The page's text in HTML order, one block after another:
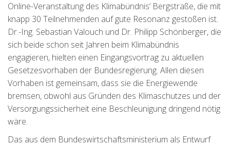
Online-Veranstaltung des Klimabündnis‘ Bergstraße, die mit
knapp 30 Teilnehmenden auf gute Resonanz gestoßen ist.
Dr.-Ing. Sebastian Valouch und Dr. Philipp Schönberger, die
sich beide schon seit Jahren beim Klimabündnis
engagieren, hielten einen Eingangsvortrag zu aktuellen
Gesetzesvorhaben der Bundesregierung. Allen diesen
Vorhaben ist gemeinsam, dass sie die Energiewende
bremsen, obwohl aus Gründen des Klimaschutzes und der
Versorgungssicherheit eine Beschleunigung dringend nötig
wäre.
Das aus dem Bundeswirtschaftsministerium als Entwurf